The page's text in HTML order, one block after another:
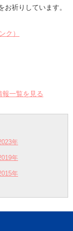
祈りしています。
ク）
一覧を見る
年
年
年